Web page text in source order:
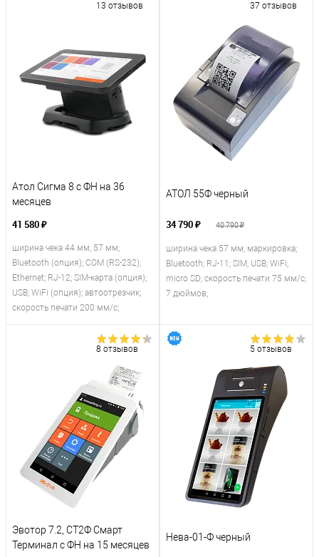
13 отзывов
Атол Сигма 8 с ФН на 36
месяцев
41 580 ₽
ширина чека 44 мм, 57 мм;
Bluetooth (опция); COM (RS-232);
Ethernet; RJ-12; SIM-карта (опция);
USB; WiFi (опция); автоотрезчик;
скорость печати 200 мм/с;
37 отзывов
АТОЛ 55Ф черный
34 790 ₽ 40 790 ₽
ширина чека 57 мм; маркировка;
Bluetooth; RJ-11; SIM; USB; WiFi;
micro SD; скорость печати 75 мм/с;
7 дюймов;
8 отзывов
Эвотор 7.2, СТ2Ф Смарт
Терминал с ФН на 15 месяцев
5 отзывов
Нева-01-Ф черный